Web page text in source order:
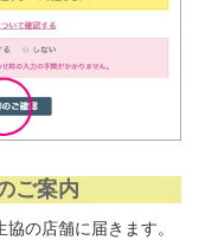
ご案内
の店舗に届きます。